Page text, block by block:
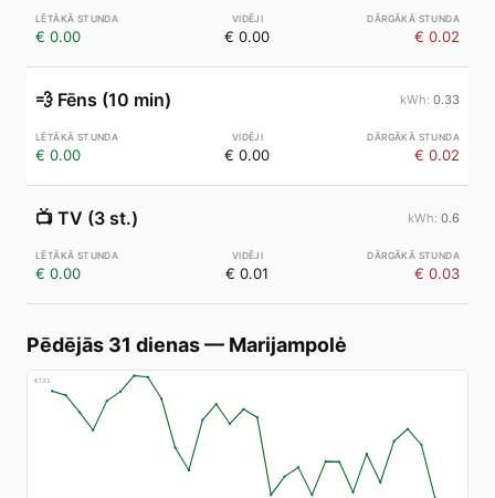
€ 0.00 € 0.00 € 0.02
💨 Fēns (10 min) 0.33
€ 0.00 € 0.00 € 0.02
📺 TV (3 st.) 0.6
€ 0.00 € 0.01 € 0.03
Pēdējās 31 dienas— Marijampolė
€132